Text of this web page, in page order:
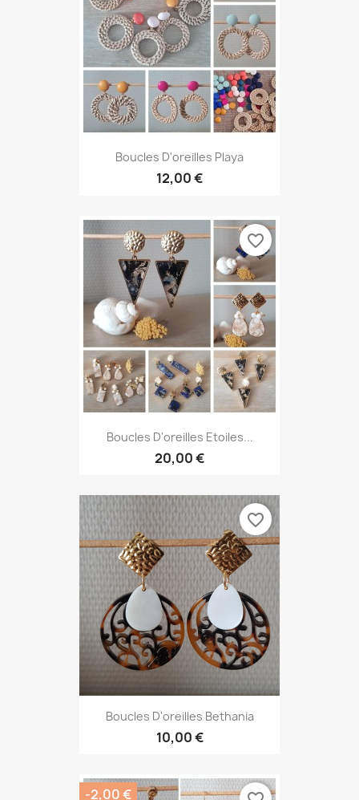
Boucles D'oreilles Playa
12,00 €
Boucles D'oreilles Etoiles...
20,00 €
favorite_border
Boucles D'oreilles Bethania
10,00 €
favorite_border
-2,00 €